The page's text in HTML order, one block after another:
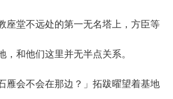
堂不远处的第一无名塔上，方臣等
，和他们这里并无半点关系。
会不会在那边？」拓跋曜望着基地